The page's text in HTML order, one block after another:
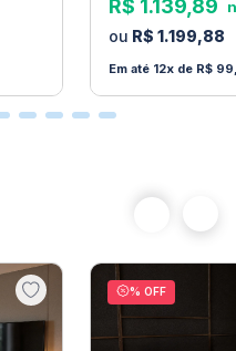
R$ 1.139, 89
R$ 1.199,88
12 R$ 99
% OFF